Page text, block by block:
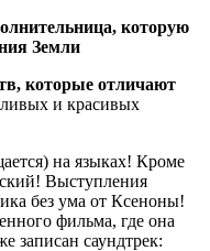
которую
Земли
которые отличают
и красивых
на языках! Кроме
Выступления
без ума от Ксеноны!
фильма, где она
записан саундтрек: